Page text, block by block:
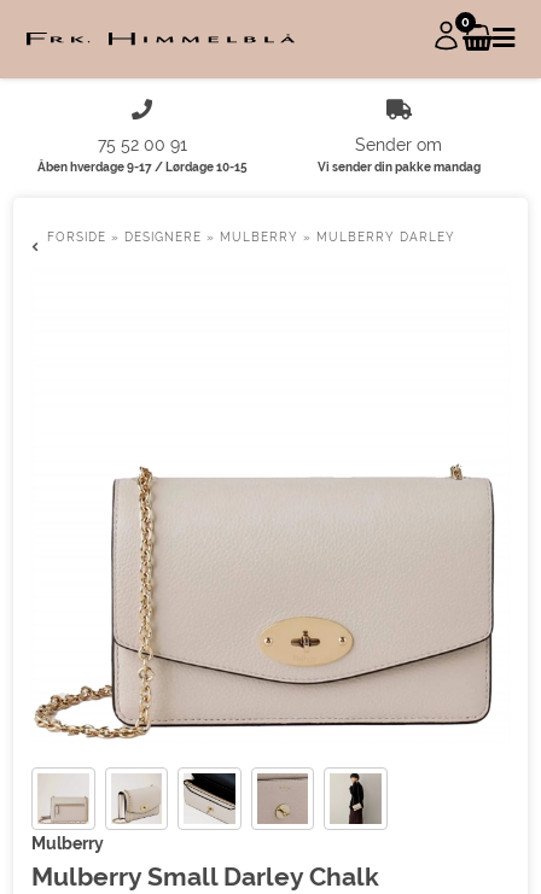
0
75 52 00 91
Åben hverdage 9-17 / Lørdage 10-15
Sender om
Vi sender din pakke mandag
FORSIDE » DESIGNERE » MULBERRY » MULBERRY DARLEY
Mulberry
Mulberry Small Darley Chalk